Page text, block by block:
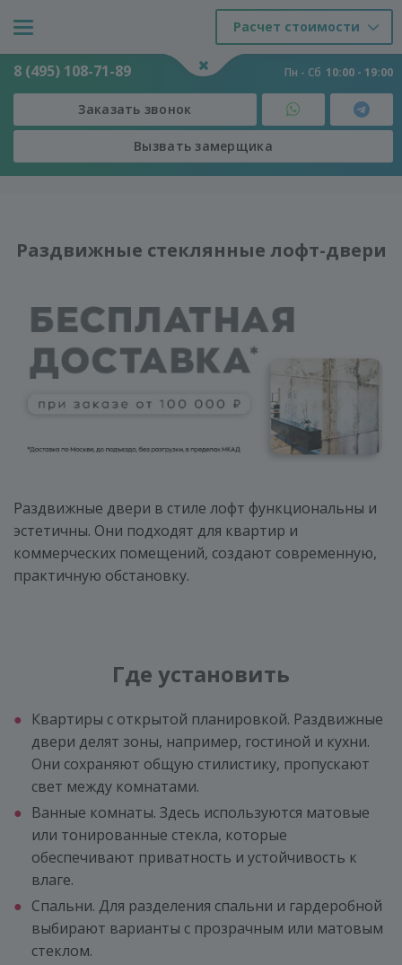
Расчет стоимости
8 (495) 108-71-89 Пн - Сб 10:00 - 19:00
Заказать звонок
Вызвать замерщика
Двери - Двери - Раздвижные стеклянные лофт-двери
Раздвижные стеклянные лофт-двери
Раздвижные двери в стиле лофт функциональны и
эстетичны. Они подходят для квартир и
коммерческих помещений, создают современную,
практичную обстановку.
Где установить
Квартиры с открытой планировкой. Раздвижные
двери делят зоны, например, гостиной и кухни.
Они сохраняют общую стилистику, пропускают
свет между комнатами.
Ванные комнаты. Здесь используются матовые
или тонированные стекла, которые
обеспечивают приватность и устойчивость к
влаге.
Спальни. Для разделения спальни и гардеробной
выбирают варианты с прозрачным или матовым
стеклом.